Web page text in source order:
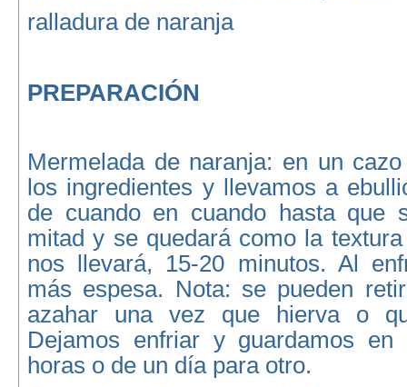
ralladura de naranja
PREPARACIÓN
Mermelada de naranja: en un
los ingredientes y llevamos a
de cuando en cuando hasta que
mitad y se quedará como la
nos llevará, 15-20 minutos. Al
más espesa. Nota: se pueden
azahar una vez que hierva o
Dejamos enfriar y guardamos
horas o de un día para otro.